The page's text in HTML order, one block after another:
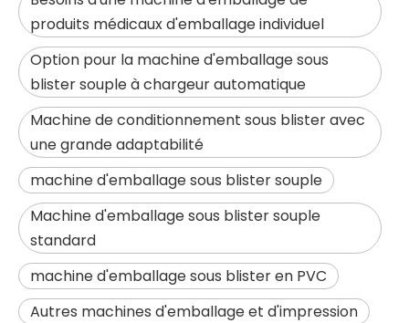
produits médicaux d'emballage individuel
Option pour la machine d'emballage sous
blister souple à chargeur automatique
Machine de conditionnement sous blister avec
une grande adaptabilité
machine d'emballage sous blister souple
Machine d'emballage sous blister souple
standard
machine d'emballage sous blister en PVC
Autres machines d'emballage et d'impression